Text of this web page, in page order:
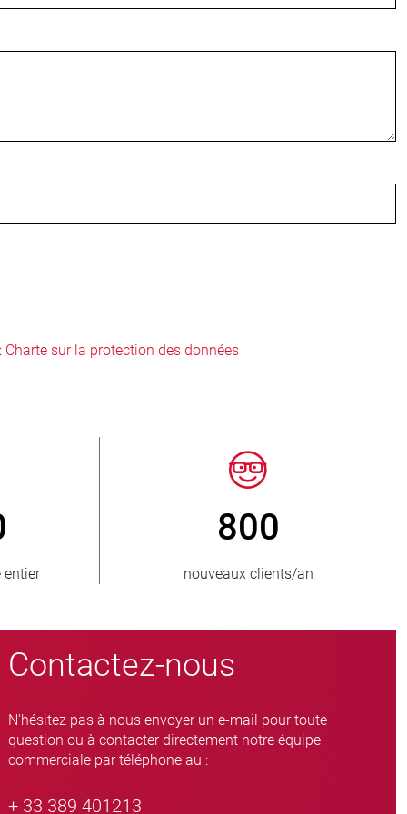
Charte sur la protection des données
approvisionnés
> 15
variantes de vannes à
Contactez-nous
N'hésitez pas à nous envoyer un e-mail pour toute
question ou à contacter directement notre équipe
commerciale par téléphone au :
+ 33 389 401213